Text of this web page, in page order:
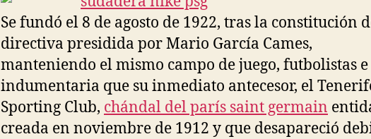
Se fundó el 8 de agosto de 1922, tras la constitución
directiva presidida por Mario García Cames,
manteniendo el mismo campo de juego, futbolistas e
indumentaria que su inmediato antecesor, el
Sporting Club, chándal del parís saint germain
creada en noviembre de 1912 y que desapareció